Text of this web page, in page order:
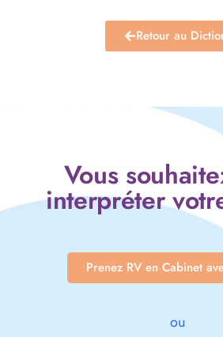
Retour au
Vous
interpréter
Prenez RV en Cabinet
ou